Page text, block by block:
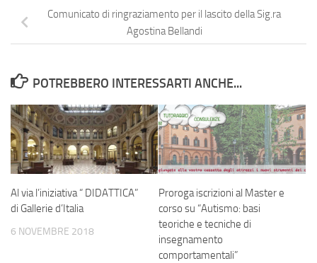
Comunicato di ringraziamento per il lascito della Sig.ra
Agostina Bellandi
POTREBBERO INTERESSARTI ANCHE...
Al via l’iniziativa “ DIDATTICA”
di Gallerie d’Italia
6 NOVEMBRE 2018
Proroga iscrizioni al Master e
corso su “Autismo: basi
teoriche e tecniche di
insegnamento
comportamentali”